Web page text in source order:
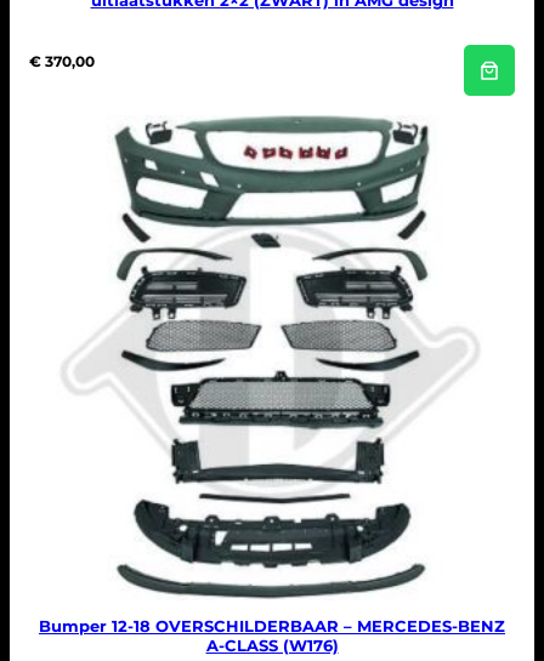
€ 370,00
Bumper 12-18 OVERSCHILDERBAAR – MERCEDES-BENZ
A-CLASS (W176)